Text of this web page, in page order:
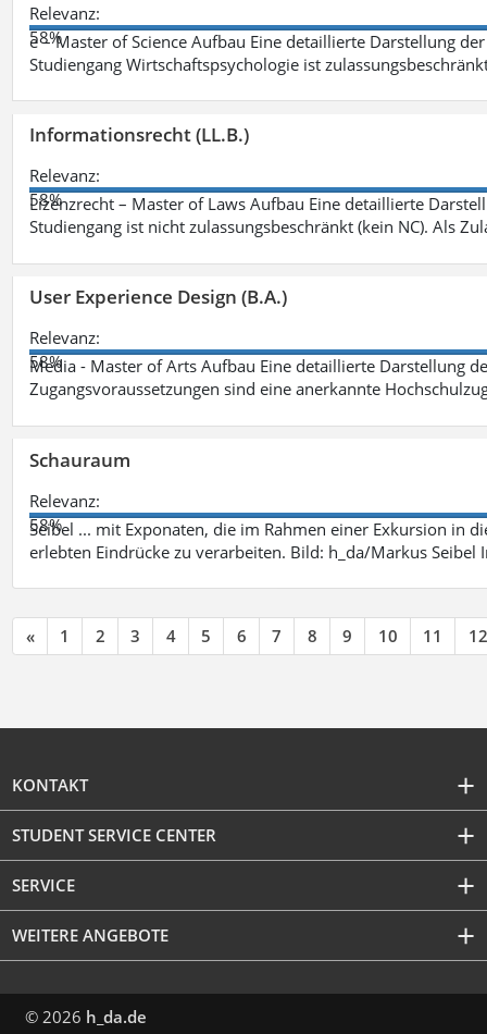
Relevanz:
58%
e – Master of Science Aufbau Eine detaillierte Darstellung
Studiengang Wirtschaftspsychologie ist
Informationsrecht (LL.B.)
Relevanz:
58%
Lizenzrecht – Master of Laws Aufbau Eine detaillierte
Studiengang ist nicht zulassungsbeschränkt (kein NC). Als
User Experience Design (B.A.)
Relevanz:
58%
Media - Master of Arts Aufbau Eine detaillierte Darstellung
Zugangsvoraussetzungen sind eine anerkannte
Schauraum
Relevanz:
58%
Seibel ... mit Exponaten, die im Rahmen einer Exkursion in
erlebten Eindrücke zu verarbeiten. Bild: h_da/Markus Seibel
« 1 2 3 4 5 6 7 8 9 10 11 12
KONTAKT
STUDENT SERVICE CENTER
SERVICE
WEITERE ANGEBOTE
© 2026 h_da.de